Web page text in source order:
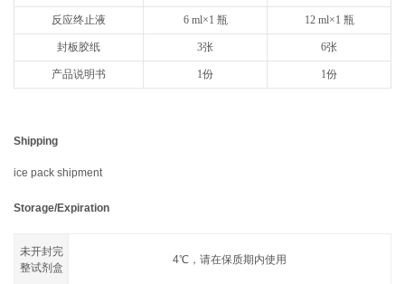
反应终止液 6 ml×1 瓶 12 ml×1 瓶
封板胶纸 3张 6张
产品说明书 1份 1份
Shipping
ice pack shipment
Storage/Expiration
未开封完
整试剂盒
4℃，请在保质期内使用